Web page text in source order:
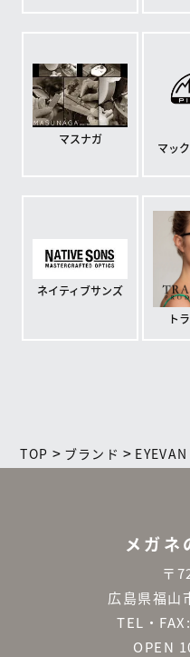
TOP > ブランド > EYEVAN
マスナガ
マッ
ネイティブサンズ
ト
メガネ
〒
広島県福山
TEL・
OPEN